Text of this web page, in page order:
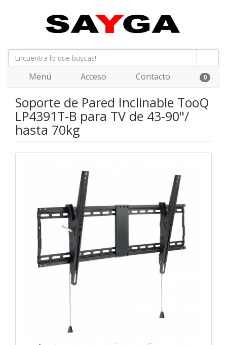
Menú Acceso Contacto 0
Soporte de Pared Inclinable TooQ
LP4391T-B para TV de 43-90"/
hasta 70kg